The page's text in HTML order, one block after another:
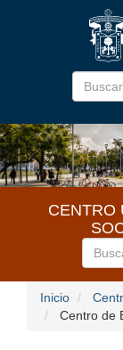
CENTRO
Inicio
Centro de